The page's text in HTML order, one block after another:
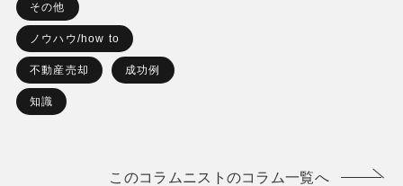
その他
ノウハウ/how to
不動産売却 成功例
知識
このコラムニストのコラム一覧へ